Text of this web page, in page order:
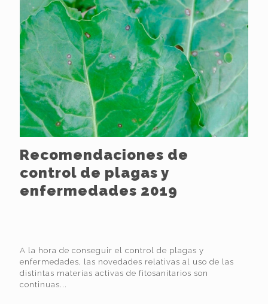
Recomendaciones de
control de plagas y
enfermedades 2019
A la hora de conseguir el control de plagas y
enfermedades, las novedades relativas al uso de las
distintas materias activas de fitosanitarios son
continuas...